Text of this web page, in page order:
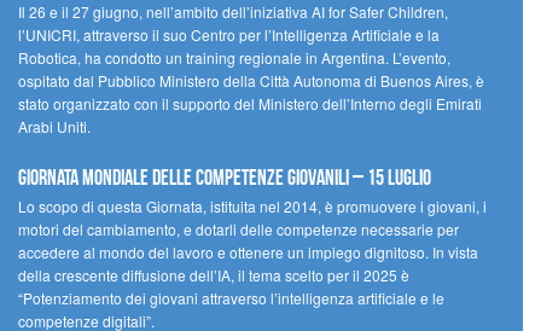
Il 26 e il 27 giugno, nell’ambito dell’iniziativa AI for Safer Children,
l’UNICRI, attraverso il suo Centro per l’Intelligenza Artificiale e la
Robotica, ha condotto un training regionale in Argentina. L’evento,
ospitato dal Pubblico Ministero della Città Autonoma di Buenos Aires, è
stato organizzato con il supporto del Ministero dell’Interno degli Emirati
Arabi Uniti.
Giornata Mondiale delle Competenze Giovanili – 15 luglio
Lo scopo di questa Giornata, istituita nel 2014, è promuovere i giovani, i
motori del cambiamento, e dotarli delle competenze necessarie per
accedere al mondo del lavoro e ottenere un impiego dignitoso. In vista
della crescente diffusione dell’IA, il tema scelto per il 2025 è
“Potenziamento dei giovani attraverso l’intelligenza artificiale e le
competenze digitali”.